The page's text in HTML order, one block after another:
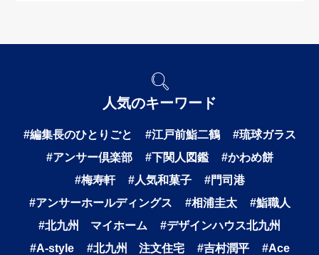
人気のキーワード
#編集長のひとりごと #江戸前鮨二鶴
#琉球ガラス
#アンサー倶楽部
#下関人図鑑
#かわめ餅
#梅寿軒
#人気和菓子
#門司港
#アンサーホールディングス
#相浦圭太
#鮨職人
#北九州 マイホーム
#デザインハウス北九州
#A-style
#北九州 注文住宅 #吉村潤平
#Ace